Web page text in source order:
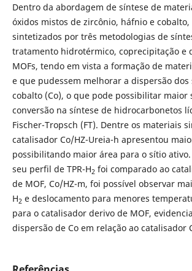
Dentro da abordagem de síntese de
óxidos mistos de zircônio, háfnio e cobalto,
sintetizados por três metodologias de
tratamento hidrotérmico, coprecipitação e
MOFs, tendo em vista a formação de
e que pudessem melhorar a dispersão dos
cobalto (Co), o que pode possibilitar maior
conversão na síntese de hidrocarbonetos
Fischer-Tropsch (FT). Dentre os materiais
catalisador Co/HZ-Ureia-h apresentou
possibilitando maior área para o sítio
seu perfil de TPR-H2 foi comparado ao
de MOF, Co/HZ-m, foi possível observar
H2 e deslocamento para menores
para o catalisador derivo de MOF,
dispersão de Co em relação ao catalisador